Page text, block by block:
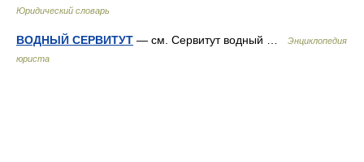
Юридический словарь
ВОДНЫЙ СЕРВИТУТ — см. Сервитут водный …
Энциклопедия
юриста